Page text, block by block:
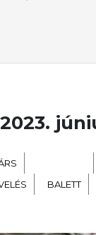
2023.
BALETT